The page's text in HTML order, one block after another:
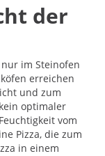
der
im Steinofen
erreichen
und zum
optimaler
vom
Pizza, die zum
in einem